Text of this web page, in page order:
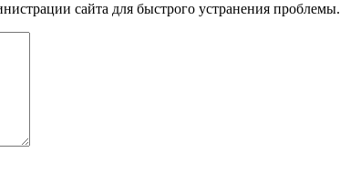
сайта для быстрого устранения проблемы.